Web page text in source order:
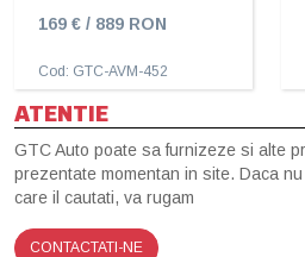
169 € / 889 RON
Cod: GTC-AVM-452
ATENTIE
GTC Auto poate sa furnizeze si alte
prezentate momentan in site. Daca
care il cautati, va rugam
CONTACTATI-NE